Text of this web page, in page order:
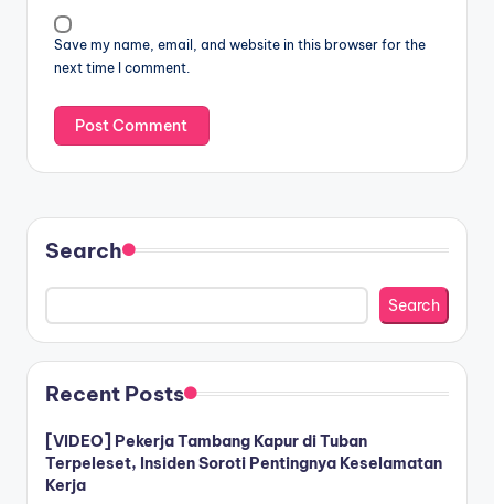
Save my name, email, and website in this browser for the
next time I comment.
Search
Search
Recent Posts
[VIDEO] Pekerja Tambang Kapur di Tuban
Terpeleset, Insiden Soroti Pentingnya Keselamatan
Kerja